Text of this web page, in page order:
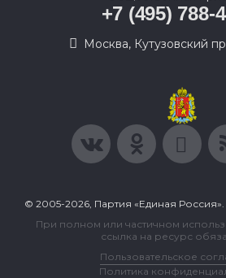
+7 (495) 788-
Москва, Кутузовский
© 2005-2026, Партия «Единая
При полном или частичном
ссылка на ресурс
Пользовательское
Политика